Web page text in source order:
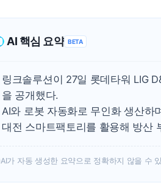
AI 핵심 요약 BETA
링크솔루션이 27일 롯데타워 LIG
을 공개했다.
AI와 로봇 자동화로 무인화 생산하
대전 스마트팩토리를 활용해 방산
AI가 자동 생성한 요약으로 정확하지 않을 수